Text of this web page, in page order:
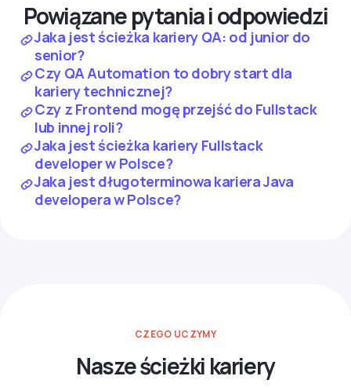
Powiązane pytania i odpowiedzi
Jaka jest ścieżka kariery QA: od junior do
senior?
Czy QA Automation to dobry start dla
kariery technicznej?
Czy z Frontend mogę przejść do Fullstack
lub innej roli?
Jaka jest ścieżka kariery Fullstack
developer w Polsce?
Jaka jest długoterminowa kariera Java
developera w Polsce?
CZEGO UCZYMY
Nasze ścieżki kariery